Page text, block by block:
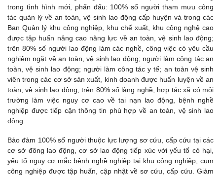
trong tình hình mới, phấn đấu: 100% số người tham mưu công
tác quản lý về an toàn, vệ sinh lao động cấp huyện và trong các
Ban Quản lý khu công nghiệp, khu chế xuất, khu công nghệ cao
được tập huấn nâng cao năng lực về an toàn, vệ sinh lao động;
trên 80% số người lao động làm các nghề, công việc có yêu cầu
nghiêm ngặt về an toàn, vệ sinh lao động; người làm công tác an
toàn, vệ sinh lao động; người làm công tác y tế; an toàn vệ sinh
viên trong các cơ sở sản xuất, kinh doanh được huấn luyện về an
toàn, vệ sinh lao động; trên 80% số làng nghề, hợp tác xã có môi
trường làm việc nguy cơ cao về tai nạn lao động, bệnh nghề
nghiệp được tiếp cận thông tin phù hợp về an toàn, vệ sinh lao
động.
Bảo đảm 100% số người thuộc lực lượng sơ cứu, cấp cứu tại các
cơ sở đông lao động, cơ sở lao động tiếp xúc với yếu tố có hại,
yếu tố nguy cơ mắc bệnh nghề nghiệp tại khu công nghiệp, cụm
công nghiệp được tập huấn, cập nhật về sơ cứu, cấp cứu. Giảm